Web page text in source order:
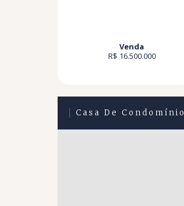
Venda
R$ 16.500.000
Casa De Condomínio